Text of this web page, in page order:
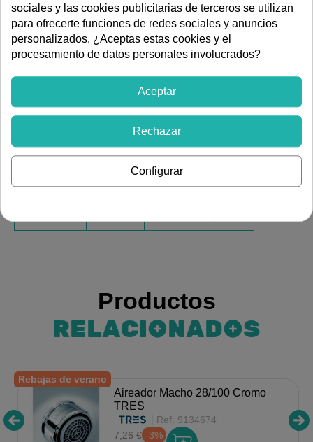
DOCUMENTACIÓN
Dibujo de dimensiones
DESCRIPCIÓN
Flexo de ducha EXTENSIBLE de acero inoxidable, con
una longitud de 1,70 metros y 14 mm de diámetro. Su
material inoxidable garantiza la máxima durabilidad y
resistencia a la corrosión.
Ver más artículos de
Productos
RELACIONADOS
Rebajas de verano
Aireador Macho 28/100 Cromo
TRES
Ref: 9134674
7,26 € -3%
sociales y las cookies publicitarias de terceros se utilizan
para ofrecerte funciones de redes sociales y anuncios
personalizados. ¿Aceptas estas cookies y el
procesamiento de datos personales involucrados?
Aceptar
Rechazar
Configurar